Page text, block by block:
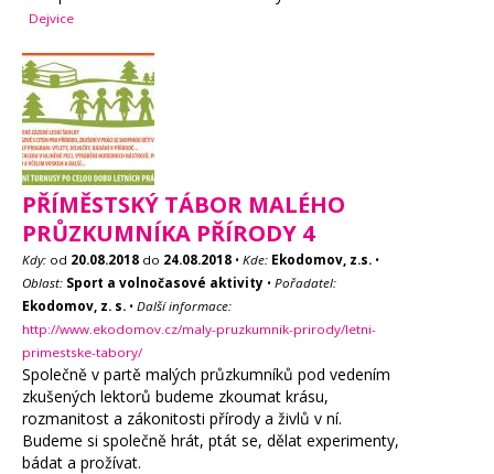
Dejvice
PŘÍMĚSTSKÝ TÁBOR MALÉHO
PRŮZKUMNÍKA PŘÍRODY 4
Kdy: od 20.08.2018 do 24.08.2018 • Kde: Ekodomov, z.s. •
Oblast: Sport a volnočasové aktivity • Pořadatel:
Ekodomov, z. s. • Další informace:
http://www.ekodomov.cz/maly-pruzkumnik-prirody/letni-
primestske-tabory/
Společně v partě malých průzkumníků pod vedením
zkušených lektorů budeme zkoumat krásu,
rozmanitost a zákonitosti přírody a živlů v ní.
Budeme si společně hrát, ptát se, dělat experimenty,
bádat a prožívat.